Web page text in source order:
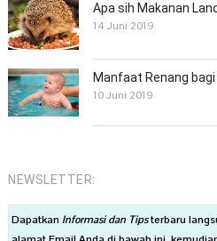
Apa sih Makanan
14 Juni 2019
Manfaat Renang bagi
10 Juni 2019
NEWSLETTER:
DapatkanInformasi dan Tipsterbaru